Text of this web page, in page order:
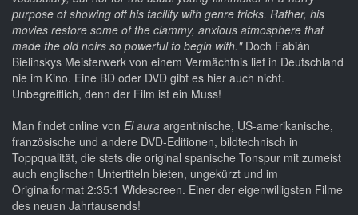
purpose of showing off his facility with genre tricks. Rather, his
movies restore some of the clammy, anxious atmosphere that
made the old noirs so powerful to begin with." Doch Fabián
Bielinskys Meisterwerk von einem Vermächtnis lief in Deutschland
nie im Kino. Eine BD oder DVD gibt es hier auch nicht.
Unbegreiflich, denn der Film ist ein Muss!
Man findet online von El aura argentinische, US-amerikanische,
französische und andere DVD-Editionen, bildtechnisch in
Toppqualität, die stets die original spanische Tonspur mit zumeist
auch englischen Untertiteln bieten, ungekürzt und im
Originalformat 2:35:1 Widescreen. Einer der eigenwilligsten Filme
des neuen Jahrtausends!